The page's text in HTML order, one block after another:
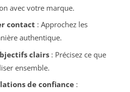
avec votre marque.
contact : Approchez les
authentique.
clairs: Précisez ce que
ensemble.
de confiance: